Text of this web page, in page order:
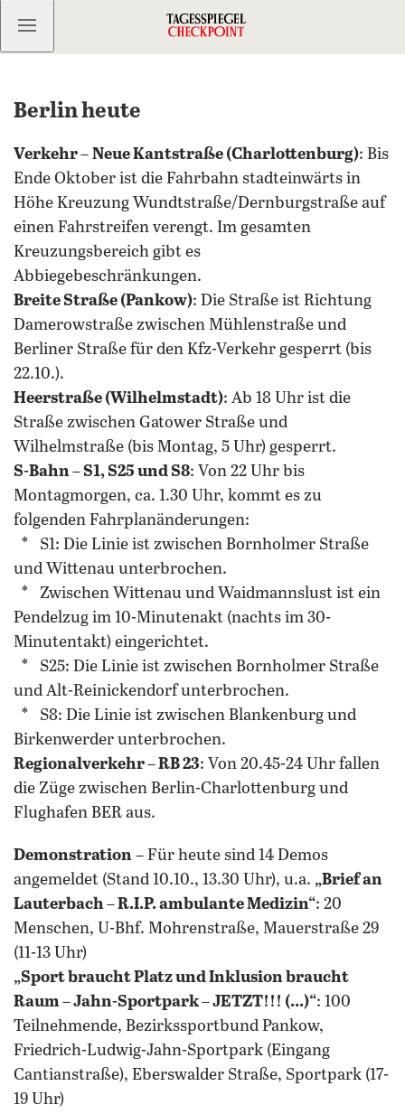
Kostenlos anmelden
Berlin heute
Verkehr– Neue Kantstraße (Charlottenburg): Bis
Ende Oktober ist die Fahrbahn stadteinwärts in
Höhe Kreuzung Wundtstraße/Dernburgstraße auf
einen Fahrstreifen verengt. Im gesamten
Kreuzungsbereich gibt es
Abbiegebeschränkungen.
Breite Straße (Pankow): Die Straße ist Richtung
Damerowstraße zwischen Mühlenstraße und
Berliner Straße für den Kfz-Verkehr gesperrt (bis
22.10.).
Heerstraße (Wilhelmstadt): Ab 18 Uhr ist die
Straße zwischen Gatower Straße und
Wilhelmstraße (bis Montag, 5 Uhr) gesperrt.
S-Bahn – S1, S25 und S8: Von 22 Uhr bis
Montagmorgen, ca. 1.30 Uhr, kommt es zu
folgenden Fahrplanänderungen:
* S1: Die Linie ist zwischen Bornholmer Straße
und Wittenau unterbrochen.
* Zwischen Wittenau und Waidmannslust ist ein
Pendelzug im 10-Minutenakt (nachts im 30-
Minutentakt) eingerichtet.
* S25: Die Linie ist zwischen Bornholmer Straße
und Alt-Reinickendorf unterbrochen.
* S8: Die Linie ist zwischen Blankenburg und
Birkenwerder unterbrochen.
Regionalverkehr – RB 23: Von 20.45-24 Uhr fallen
die Züge zwischen Berlin-Charlottenburg und
Flughafen BER aus.
Demonstration – Für heute sind 14 Demos
angemeldet (Stand 10.10., 13.30 Uhr), u.a. „Brief an
Lauterbach – R.I.P. ambulante Medizin“: 20
Menschen, U-Bhf. Mohrenstraße, Mauerstraße 29
(11-13 Uhr)
„Sport braucht Platz und Inklusion braucht
Raum – Jahn-Sportpark – JETZT!!! (...)“: 100
Teilnehmende, Bezirkssportbund Pankow,
Friedrich-Ludwig-Jahn-Sportpark (Eingang
Cantianstraße), Eberswalder Straße, Sportpark (17-
19 Uhr)